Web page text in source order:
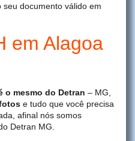
documento válido em
em Alagoa
o mesmo do Detran – MG,
e tudo que você precisa
afinal nós somos
Detran MG.